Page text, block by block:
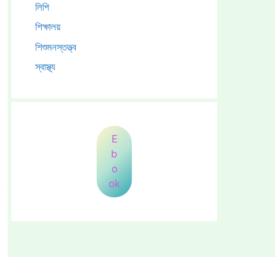
লিপি
শিক্ষালয়
শিশুমনস্তত্ত্ব
স্বাস্থ্য
E
b
o
ok